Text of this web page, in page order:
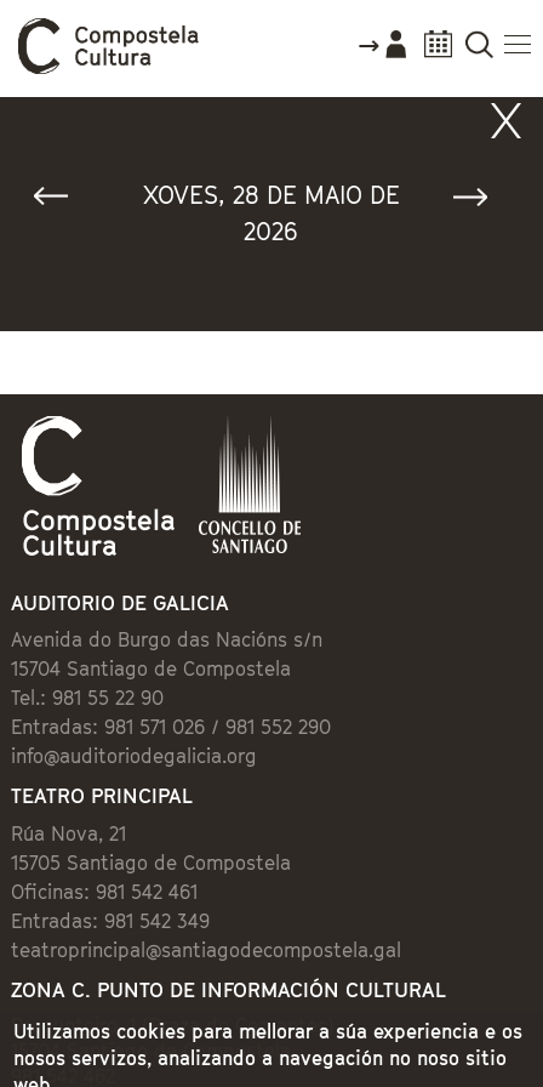
XOVES, 28 DE MAIO DE
2026
AUDITORIO DE GALICIA
Avenida do Burgo das Nacións s/n
15704 Santiago de Compostela
Tel.: 981 55 22 90
Entradas: 981 571 026 / 981 552 290
info@auditoriodegalicia.org
TEATRO PRINCIPAL
Rúa Nova, 21
15705 Santiago de Compostela
Oficinas: 981 542 461
Entradas: 981 542 349
teatroprincipal@santiagodecompostela.gal
ZONA C. PUNTO DE INFORMACIÓN CULTURAL
Preguntoiro, 1 (Praza de Cervantes)
15704 Santiago de Compostela
981 542 462
Utilizamos cookies para mellorar a súa experiencia e os
nosos servizos, analizando a navegación no noso sitio